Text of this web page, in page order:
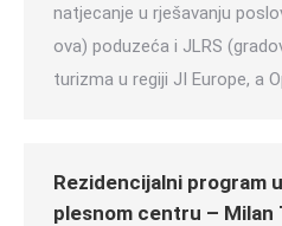
natjecanje u rješavanju
ova) poduzeća i JLRS
turizma u regiji JI Europe, a
Rezidencijalni program
plesnom centru – Milan